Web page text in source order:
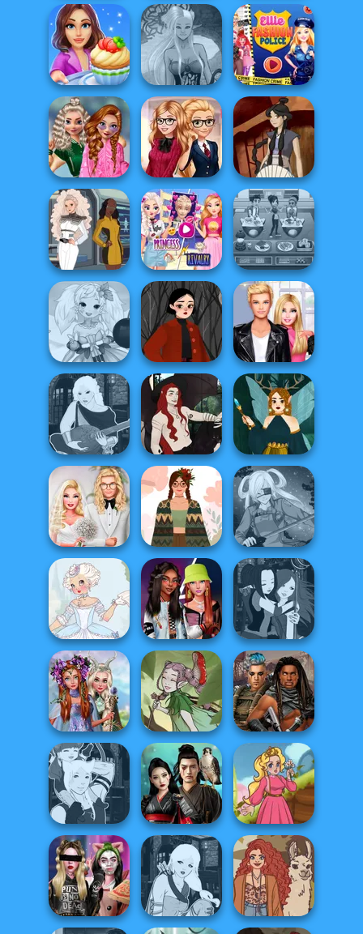
BFFs Night Out
Dress To Impress
Back To Schoo...
Saturday Vibes
Cooking Stories:
Fun Cafe
Dark Mage
Creator
Ellie Fashion
Police
School
Popularity
Challenge
Back To School
Fashionistas
Waterbender:
Katara
Trekkie Meiker
F/F
Elsa And
Rapunzel
Princess Riv...
Cooking Cafe
Food Chef
Anime Fairy
Creator
Sabrina's Witchy
Wardrobe
Roomies Blind
Date
Manga Creator -
Fantasy World...
Casual Magic
Maker 2.0
Dark Fae
Babs' Spring
Wedding
Fairycore
Aesthetic
SNK Cosplayer
Marie Antoinette
2.0
Fashionistas'
Faceoff
Manga Creator -
Fantasy World...
Princesses
Fantasy
Makeover
A Fairy Tale
Cyberpunk
Guardians
Manga Creator -
Fantasy World...
Samurai Spirit
Legacy of Honor
Kartoon Princess